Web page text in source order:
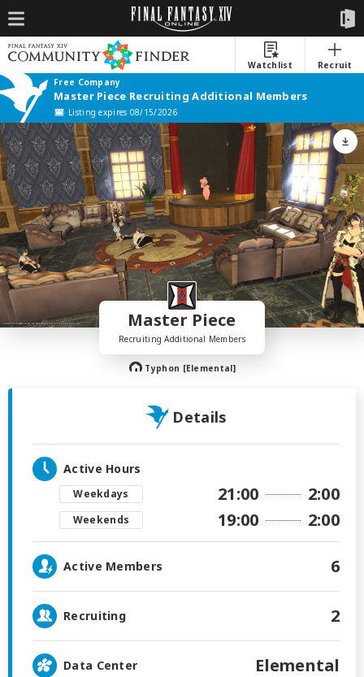
Watchlist
Recruit
Free Company
Master Piece Recruiting Additional Members
Listing expires 08/15/2026
Master Piece
Recruiting Additional Members
Typhon [Elemental]
Details
Active Hours
Weekdays 21:00 2:00
Weekends 19:00 2:00
Active Members 6
Recruiting 2
Data Center Elemental